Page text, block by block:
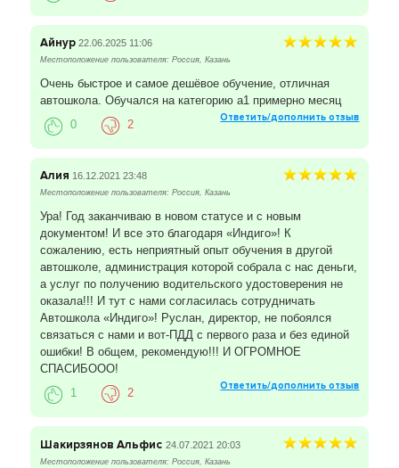
Айнур 22.06.2025 11:06
Местоположение пользователя: Россия, Казань
Очень быстрое и самое дешёвое обучение, отличная
автошкола. Обучался на категорию а1 примерно месяц
Ответить/дополнить отзыв
0 2
Алия 16.12.2021 23:48
Местоположение пользователя: Россия, Казань
Ура! Год заканчиваю в новом статусе и с новым
документом! И все это благодаря «Индиго»! К
сожалению, есть неприятный опыт обучения в другой
автошколе, администрация которой собрала с нас деньги,
а услуг по получению водительского удостоверения не
оказала!!! И тут с нами согласилась сотрудничать
Автошкола «Индиго»! Руслан, директор, не побоялся
связаться с нами и вот-ПДД с первого раза и без единой
ошибки! В общем, рекомендую!!! И ОГРОМНОЕ
СПАСИБООО!
Ответить/дополнить отзыв
1 2
Шакирзянов Альфис 24.07.2021 20:03
Местоположение пользователя: Россия, Казань